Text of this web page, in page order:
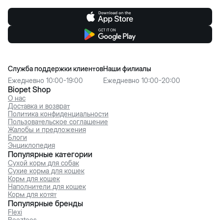
Biopet Shop
О нас
Доставка и возврат
Политика конфиденциальности
Пользовательское соглашение
Жалобы и предложения
Блоги
Энциклопедия
Служба поддержки клиентов
Ежедневно 10:00-19:00
Наши филиалы
Ежедневно 10:00-20:00
Популярные категории
Сухой корм для собак
Сухие корма для кошек
Корм для кошек
Наполнители для кошек
Корм для котят
Популярные бренды
Flexi